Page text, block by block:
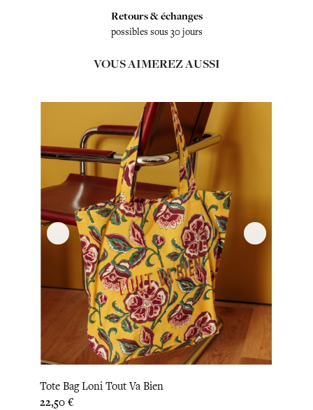
Retours & échanges
possibles sous 30 jours
VOUS AIMEREZ AUSSI
Tote Bag Loni Tout Va Bien
Prix
22,50 €